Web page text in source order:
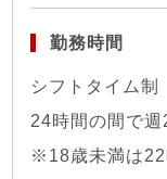
勤務時間
シフトタイム制
24時間の間で
※18歳未満は22